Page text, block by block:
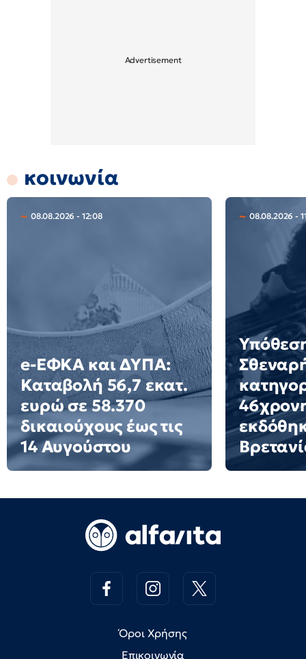
κοινωνία
08.08.2026 - 12:08
e-ΕΦΚΑ και ΔΥΠΑ:
Καταβολή 56,7 εκατ.
ευρώ σε 58.370
δικαιούχους έως τις
14 Αυγούστου
08.08.2026 -
Όροι Χρήσης
Επικοινωνία